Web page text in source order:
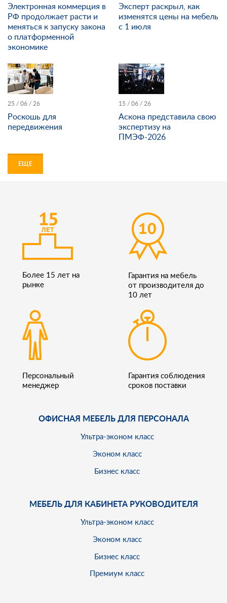
Электронная коммерция в
РФ продолжает расти и
меняться к запуску закона
о платформенной
экономике
Эксперт раскрыл, как
изменятся цены на мебель
с 1 июля
25 / 06 / 26
Роскошь для
передвижения
15 / 06 / 26
Аскона представила свою
экспертизу на
ПМЭФ-2026
ЕЩЕ
Более 15 лет на
рынке
Гарантия на мебель
от производителя до
10 лет
Персональный
менеджер
Гарантия соблюдения
сроков поставки
ОФИСНАЯ МЕБЕЛЬ ДЛЯ ПЕРСОНАЛА
Ультра-эконом класс
Эконом класс
Бизнес класс
МЕБЕЛЬ ДЛЯ КАБИНЕТА РУКОВОДИТЕЛЯ
Ультра-эконом класс
Эконом класс
Бизнес класс
Премиум класс